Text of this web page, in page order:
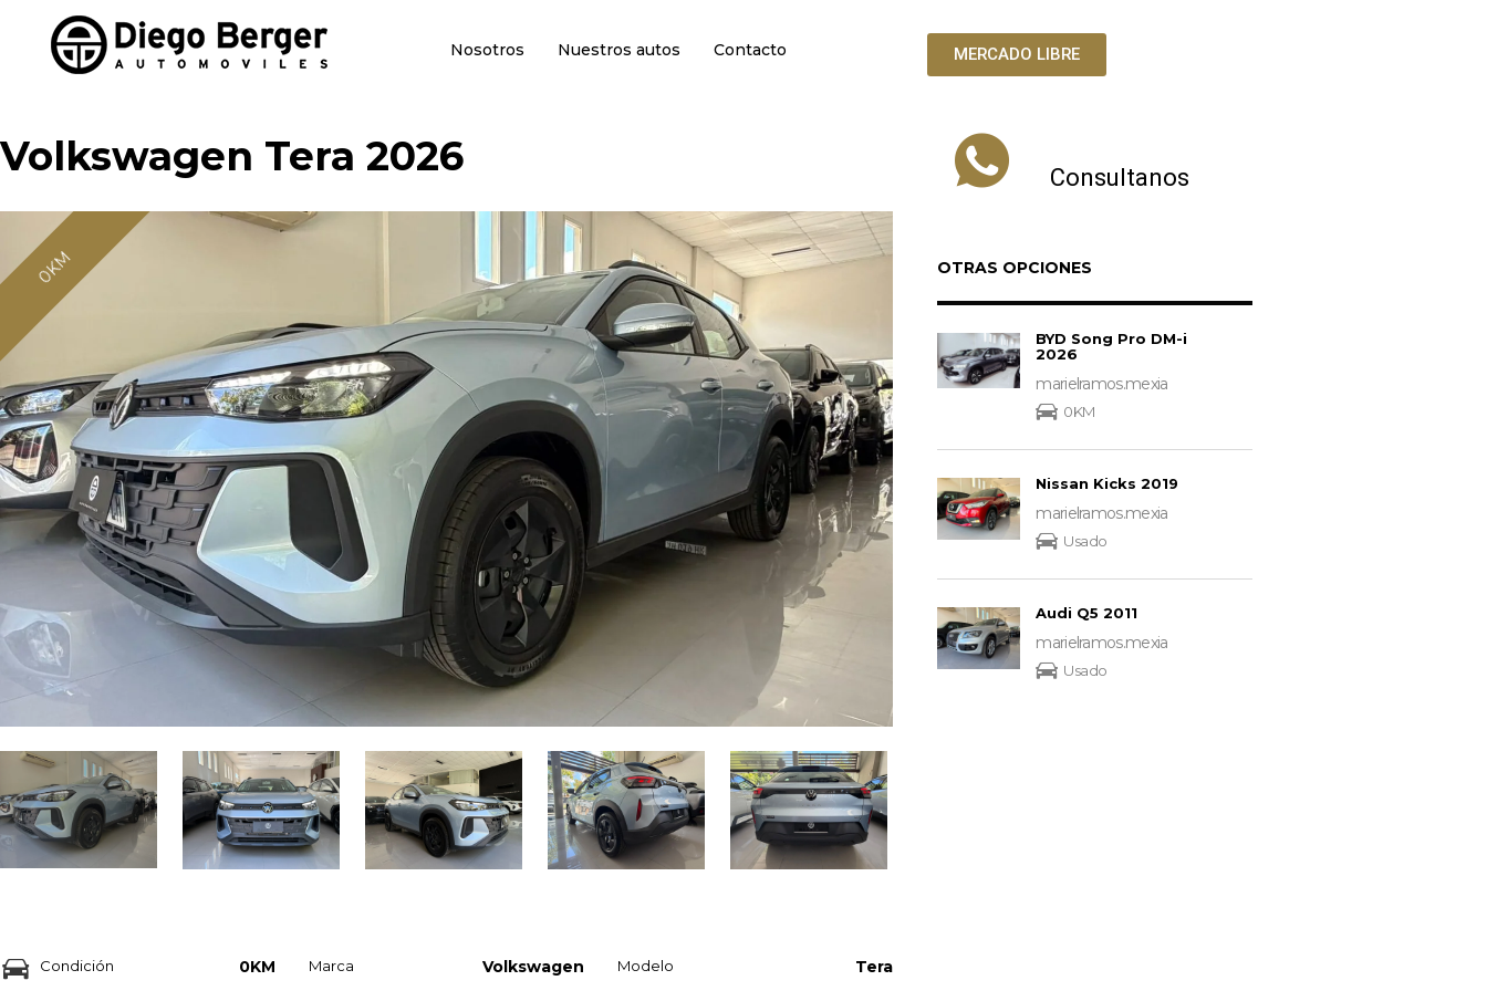
Nosotros Nuestros autos Contacto MERCADO LIBRE
Volkswagen Tera 2026
0KM
Condición 0KM Marca Volkswagen Modelo Tera
Consultanos
OTRAS OPCIONES
BYD Song Pro DM-i
2026
marielramos.mexia
0KM
Nissan Kicks 2019
marielramos.mexia
Usado
Audi Q5 2011
marielramos.mexia
Usado